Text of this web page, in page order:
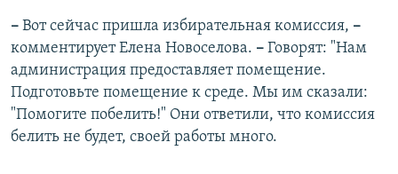
– Вот сейчас пришла избирательная комиссия, –
комментирует Елена Новоселова. – Говорят: "Нам
администрация предоставляет помещение.
Подготовьте помещение к среде. Мы им сказали:
"Помогите побелить!" Они ответили, что комиссия
белить не будет, своей работы много.